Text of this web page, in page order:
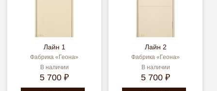
Лайн 1
Фабрика «Геона»
В наличии
5 700 ₽
Лайн 2
Фабрика «Геона»
В наличии
5 700 ₽